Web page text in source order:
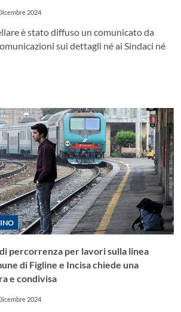
2024
è stato diffuso un comunicato da
sui dettagli né ai Sindaci né
percorrenza per lavori sulla linea
di Figline e Incisa chiede una
e condivisa
2024